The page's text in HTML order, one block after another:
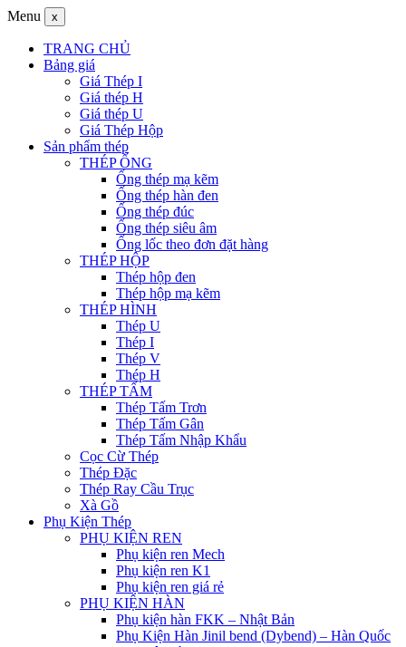
Menu x
TRANG CHỦ
Bảng giá
Giá Thép I
Giá thép H
Giá thép U
Giá Thép Hộp
Sản phẩm thép
THÉP ỐNG
Ống thép mạ kẽm
Ống thép hàn đen
Ống thép đúc
Ống thép siêu âm
Ống lốc theo đơn đặt hàng
THÉP HỘP
Thép hộp đen
Thép hộp mạ kẽm
THÉP HÌNH
Thép U
Thép I
Thép V
Thép H
THÉP TẤM
Thép Tấm Trơn
Thép Tấm Gân
Thép Tấm Nhập Khẩu
Cọc Cừ Thép
Thép Đặc
Thép Ray Cầu Trục
Xà Gồ
Phụ Kiện Thép
PHỤ KIỆN REN
Phụ kiện ren Mech
Phụ kiện ren K1
Phụ kiện ren giá rẻ
PHỤ KIỆN HÀN
Phụ kiện hàn FKK – Nhật Bản
Phụ Kiện Hàn Jinil bend (Dybend) – Hàn Quốc